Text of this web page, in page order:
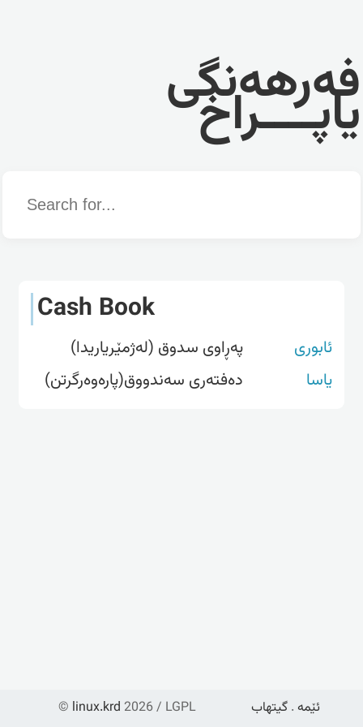
فەرهەنگی
یاپــــراخ
Word
Cash Book
ئابوری
پەڕاوی سدوق (لەژمێریاریدا)
یاسا
دەفتەری سەندووق(پارەوەرگرتن)
© linux.krd 2026 / LGPL ئێمە . گیتهاب